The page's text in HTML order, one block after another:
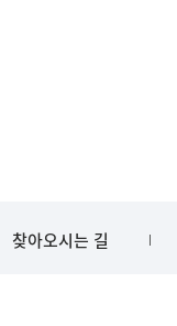
찾아오시는 길